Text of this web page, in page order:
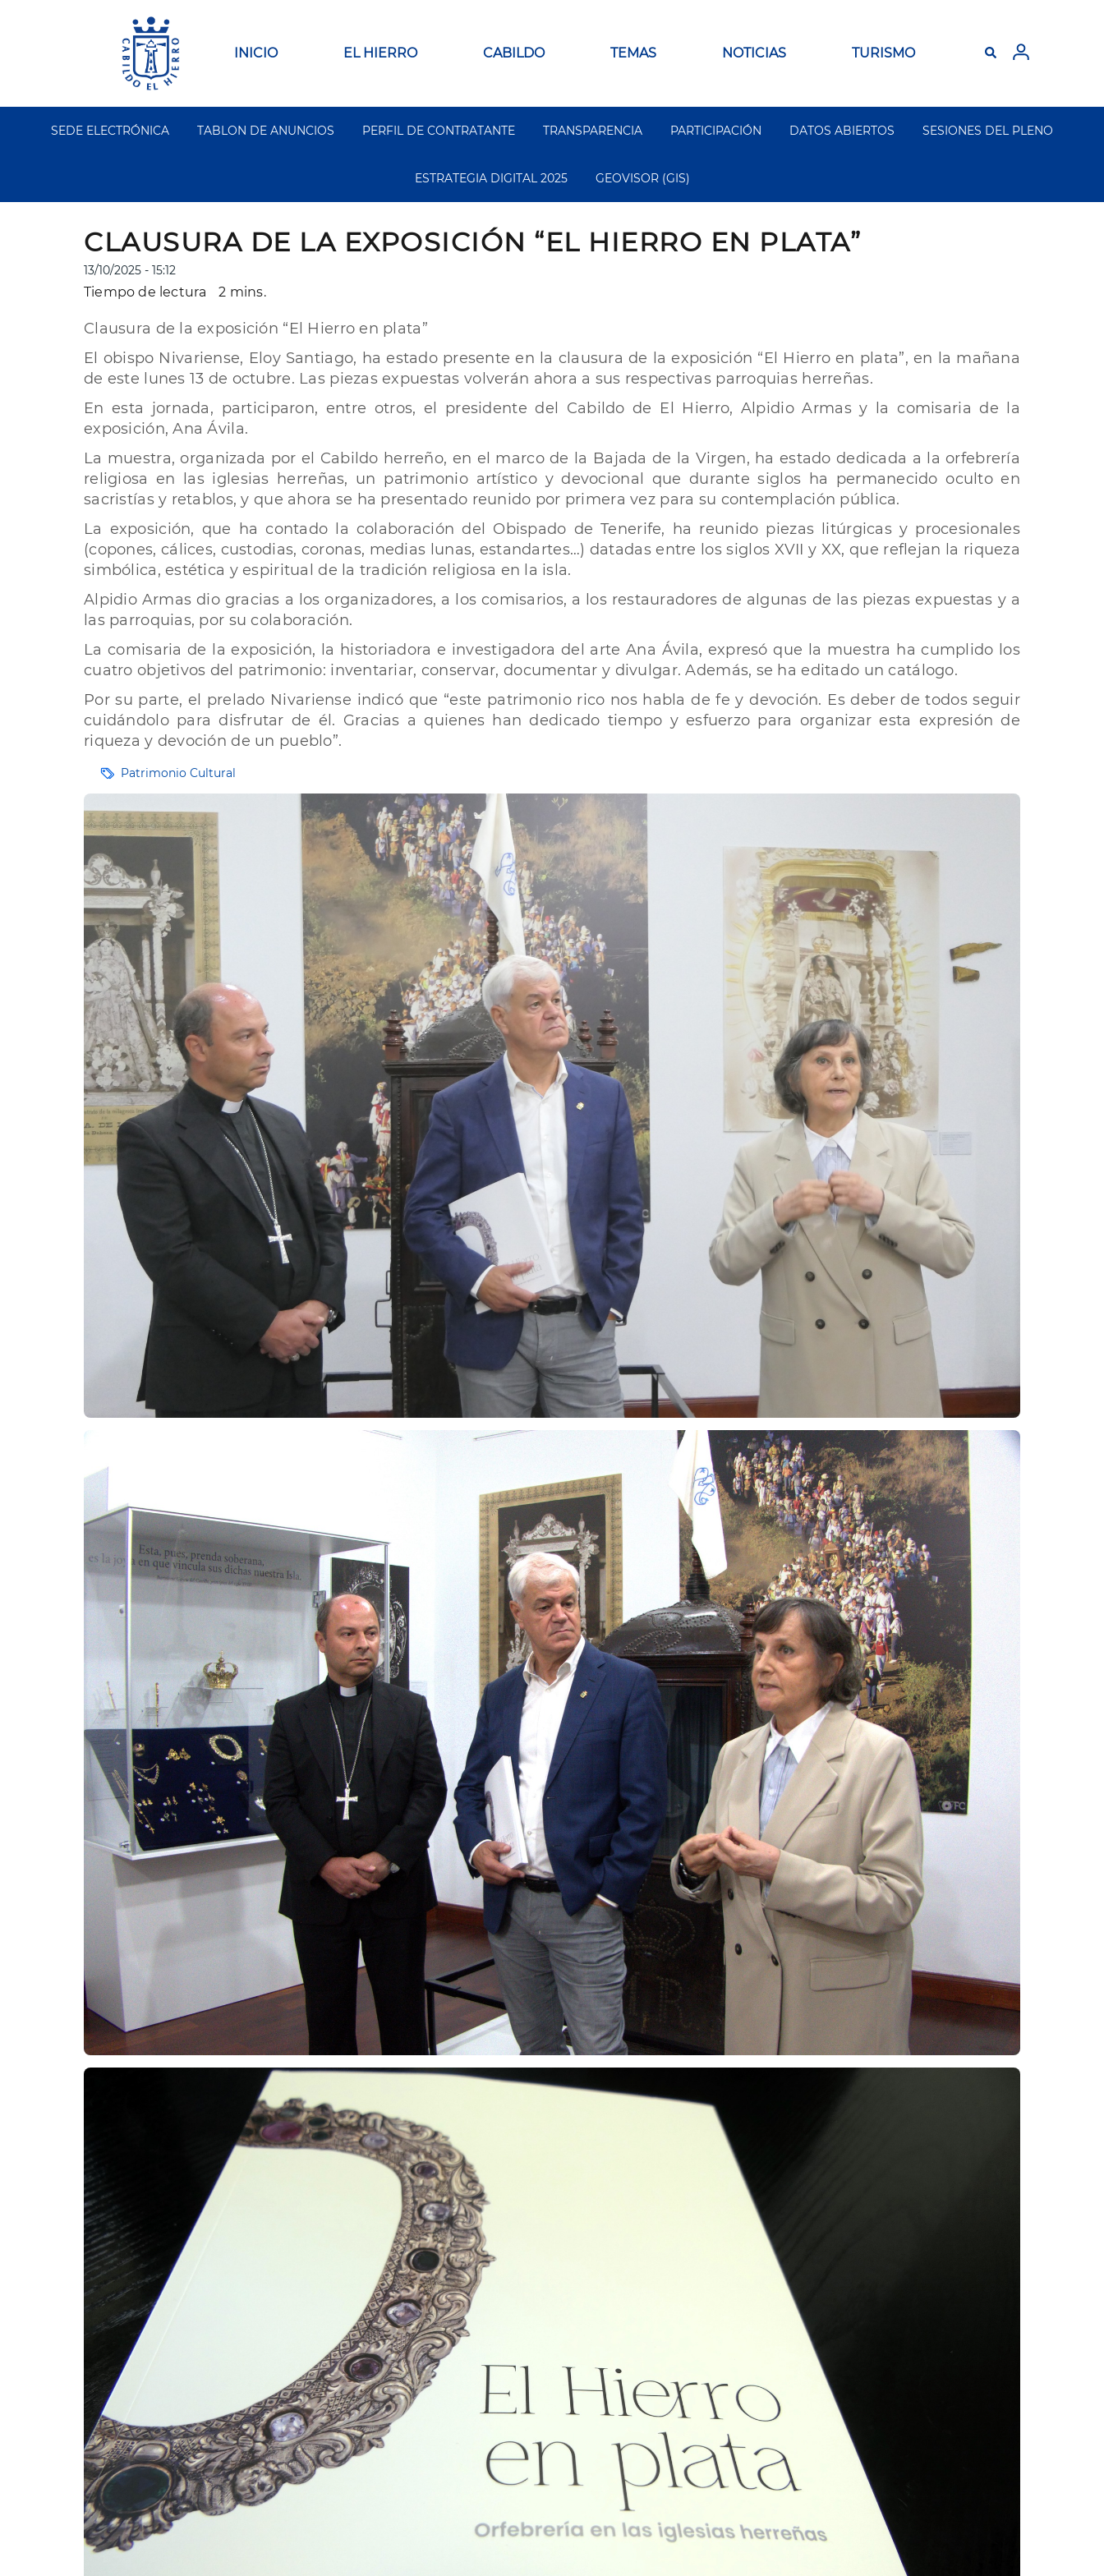
Main
INICIO EL HIERRO CABILDO TEMAS NOTICIAS TURISMO
Segundo
SEDE ELECTRÓNICA TABLON DE ANUNCIOS PERFIL DE CONTRATANTE TRANSPARENCIA PARTICIPACIÓN DATOS ABIERTOS SESIONES DEL PLENO
ESTRATEGIA DIGITAL 2025 GEOVISOR (GIS)
CLAUSURA DE LA EXPOSICIÓN “EL HIERRO EN PLATA”
13/10/2025 - 15:12
Tiempo de lectura 2 mins.
Clausura de la exposición “El Hierro en plata”
El obispo Nivariense, Eloy Santiago, ha estado presente en la clausura de la exposición “El Hierro en plata”, en la mañana
de este lunes 13 de octubre. Las piezas expuestas volverán ahora a sus respectivas parroquias herreñas.
En esta jornada, participaron, entre otros, el presidente del Cabildo de El Hierro, Alpidio Armas y la comisaria de la
exposición, Ana Ávila.
La muestra, organizada por el Cabildo herreño, en el marco de la Bajada de la Virgen, ha estado dedicada a la orfebrería
religiosa en las iglesias herreñas, un patrimonio artístico y devocional que durante siglos ha permanecido oculto en
sacristías y retablos, y que ahora se ha presentado reunido por primera vez para su contemplación pública.
La exposición, que ha contado la colaboración del Obispado de Tenerife, ha reunido piezas litúrgicas y procesionales
(copones, cálices, custodias, coronas, medias lunas, estandartes…) datadas entre los siglos XVII y XX, que reflejan la riqueza
simbólica, estética y espiritual de la tradición religiosa en la isla.
Alpidio Armas dio gracias a los organizadores, a los comisarios, a los restauradores de algunas de las piezas expuestas y a
las parroquias, por su colaboración.
La comisaria de la exposición, la historiadora e investigadora del arte Ana Ávila, expresó que la muestra ha cumplido los
cuatro objetivos del patrimonio: inventariar, conservar, documentar y divulgar. Además, se ha editado un catálogo.
Por su parte, el prelado Nivariense indicó que “este patrimonio rico nos habla de fe y devoción. Es deber de todos seguir
cuidándolo para disfrutar de él. Gracias a quienes han dedicado tiempo y esfuerzo para organizar esta expresión de
riqueza y devoción de un pueblo”.
EtiquetasPatrimonio Cultural